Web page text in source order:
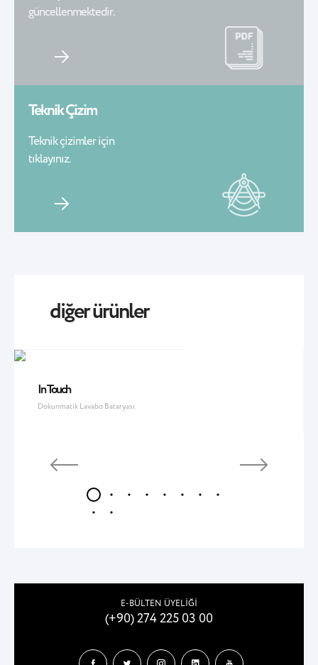
güncellenmektedir.
Teknik Çizim
Teknik çizimler için
tıklayınız.
diğer ürünler
In Touch
Dokunmatik Lavabo Bataryası
E-BÜLTEN ÜYELİĞİ
(+90) 274 225 03 00